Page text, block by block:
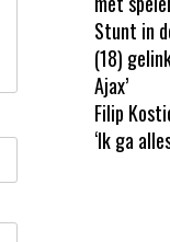
Stunt in
(18)
Ajax’
Filip
‘Ik ga